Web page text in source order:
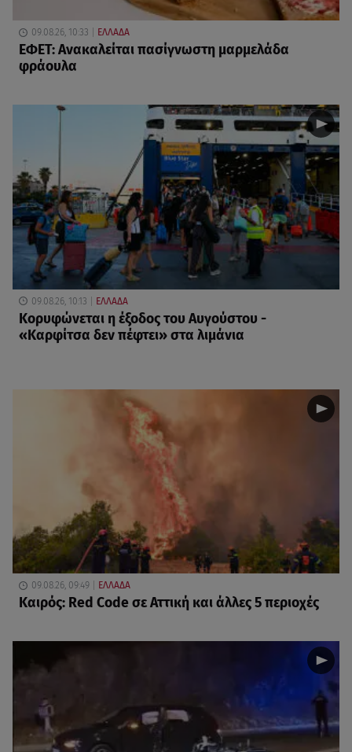
09.08.26, 10:33 ΕΛΛΑΔΑ
ΕΦΕΤ: Ανακαλείται πασίγνωστη μαρμελάδα
φράουλα
09.08.26, 10:13 ΕΛΛΑΔΑ
Κορυφώνεται η έξοδος του Αυγούστου -
«Καρφίτσα δεν πέφτει» στα λιμάνια
09.08.26, 09:49 ΕΛΛΑΔΑ
Καιρός: Red Code σε Αττική και άλλες 5 περιοχές